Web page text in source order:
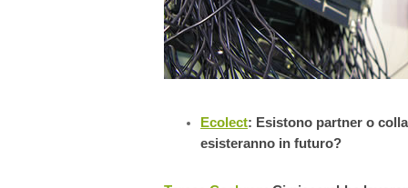
Ecolect: Esistono partner o
esisteranno in futuro?